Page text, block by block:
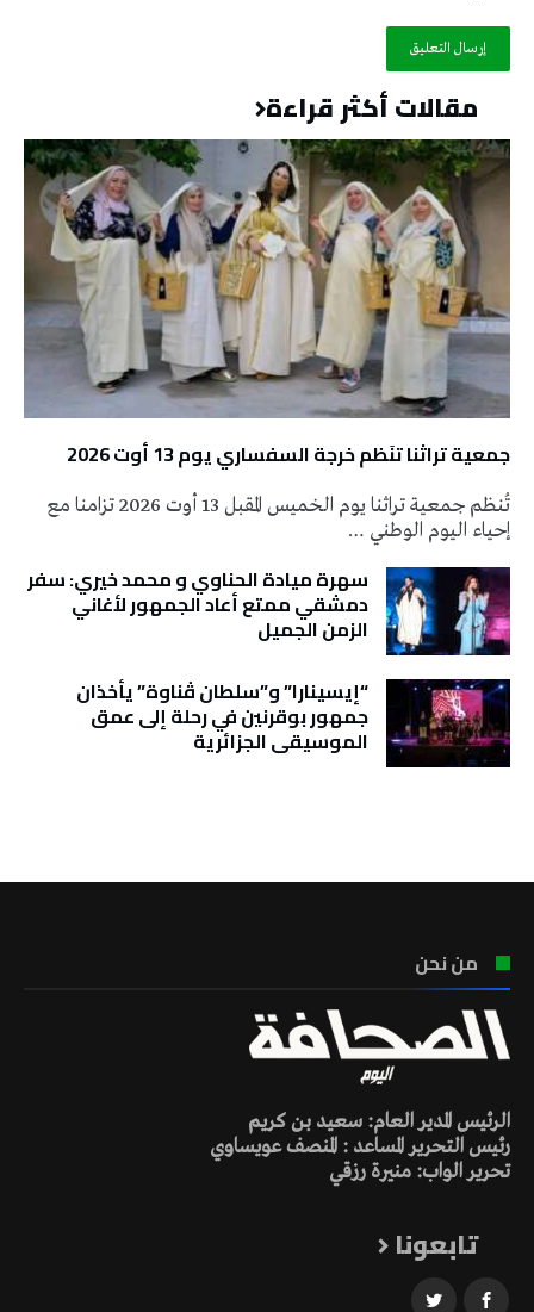
مقالات أكثر قراءة
جمعية تراثنا تنَظم خرجة السفساري يوم 13 أوت 2026
تُنظم جمعية تراثنا يوم الخميس المقبل 13 أوت 2026 تزامنا مع
إحياء اليوم الوطني …
سهرة ميادة الحناوي و محمد خيري: سفر
دمشقي ممتع أعاد الجمهور لأغاني
الزمن الجميل
“إيسينارا” و”سلطان ڤناوة” يأخذان
جمهور بوقرنين في رحلة إلى عمق
الموسيقى الجزائرية
من نحن
الرئيس المدير العام: سعيد بن كريم
رئيس التحرير المساعد : المنصف عويساوي
تحرير الواب: منيرة رزقي
تابعونا